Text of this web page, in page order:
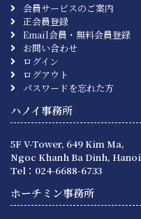
会員サービスのご案内
正会員登録
Email会員・無料会員登録
お問い合わせ
ログイン
ログアウト
パスワードを忘れた方
ハノイ事務所
5F V-Tower, 649 Kim Ma,
Ngoc Khanh Ba Dinh, Hanoi
Tel：024-6688-6733
ホーチミン事務所